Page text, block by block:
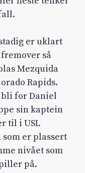
er uklart
så
Mezquida
Rapids.
bli for Daniel
sin kaptein
til i USL
er plassert
nivået som
på.